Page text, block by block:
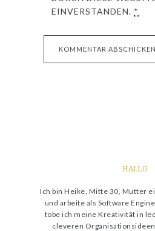
EINVERSTANDEN. *
HALLO
Ich bin Heike, Mitte 30, Mutter
und arbeite als Software
tobe ich meine Kreativität in
cleveren Organisationsideen